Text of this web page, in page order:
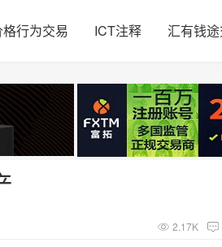
行为交易 ICT注释 汇有钱
2.17K